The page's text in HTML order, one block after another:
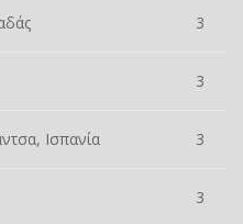
3
3
Ισπανία 3
3